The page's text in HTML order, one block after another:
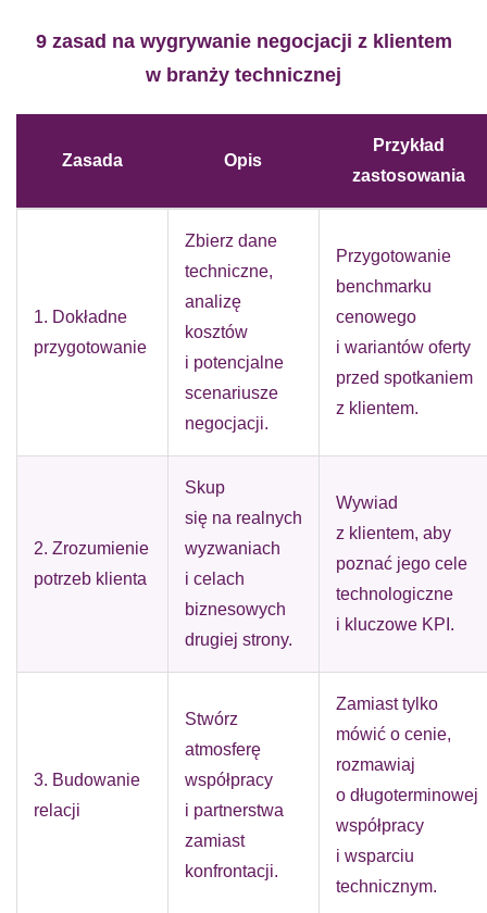
9 zasad na wygrywanie negocjacji z klientem
w branży technicznej
Zasada Opis
Przykład
zastosowania
1. Dokładne
przygotowanie
Zbierz dane
techniczne,
analizę
kosztów
i potencjalne
scenariusze
negocjacji.
Przygotowanie
benchmarku
cenowego
i wariantów oferty
przed spotkaniem
z klientem.
2. Zrozumienie
potrzeb klienta
Skup
się na realnych
wyzwaniach
i celach
biznesowych
drugiej strony.
Wywiad
z klientem, aby
poznać jego cele
technologiczne
i kluczowe KPI.
3. Budowanie
relacji
Stwórz
atmosferę
współpracy
i partnerstwa
zamiast
konfrontacji.
Zamiast tylko
mówić o cenie,
rozmawiaj
o długoterminowej
współpracy
i wsparciu
technicznym.